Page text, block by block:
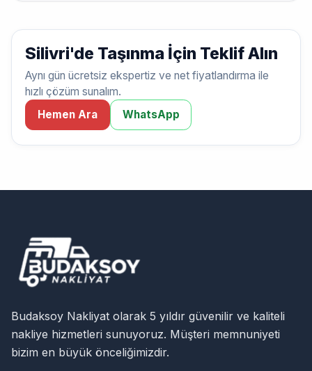
Silivri'de Taşınma İçin Teklif Alın
Aynı gün ücretsiz ekspertiz ve net fiyatlandırma ile
hızlı çözüm sunalım.
Hemen Ara
WhatsApp
Budaksoy Nakliyat olarak 5 yıldır güvenilir ve kaliteli
nakliye hizmetleri sunuyoruz. Müşteri memnuniyeti
bizim en büyük önceliğimizdir.